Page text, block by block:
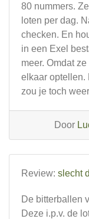
80 nummers.
loten per dag.
checken. En
in een Exel
meer. Omdat
elkaar optellen.
zou je toch
Door
Review: slecht
De bitterballen
Deze i.p.v. de